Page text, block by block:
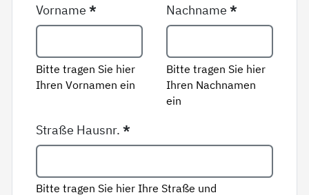
Vorname*
Bitte tragen Sie hier
Ihren Vornamen ein
Nachname*
Bitte tragen Sie hier
Ihren Nachnamen
ein
Straße Hausnr.*
Bitte tragen Sie hier Ihre Straße und